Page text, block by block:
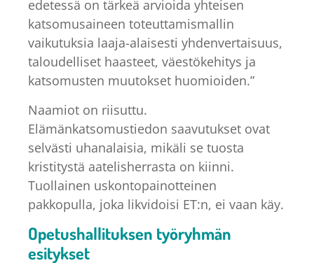
edetessä on tärkeä arvioida yhteisen
katsomusaineen toteuttamismallin
vaikutuksia laaja-alaisesti yhdenvertaisuus,
taloudelliset haasteet, väestökehitys ja
katsomusten muutokset huomioiden.”
Naamiot on riisuttu.
Elämänkatsomustiedon saavutukset ovat
selvästi uhanalaisia, mikäli se tuosta
kristitystä aatelisherrasta on kiinni.
Tuollainen uskontopainotteinen
pakkopulla, joka likvidoisi ET:n, ei vaan käy.
Opetushallituksen työryhmän
esitykset